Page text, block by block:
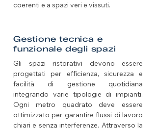
coerenti e a spazi veri e vissuti.
Gestione tecnica e
funzionale degli spazi
Gli spazi ristorativi devono essere
progettati per efficienza, sicurezza e
facilità di gestione quotidiana
integrando varie tipologie di impianti.
Ogni metro quadrato deve essere
ottimizzato per garantire flussi di lavoro
chiari e senza interferenze. Attraverso la